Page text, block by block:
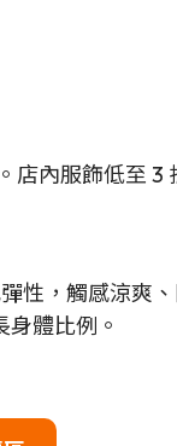
店內服飾低至 3
性，觸感涼爽、
體比例。